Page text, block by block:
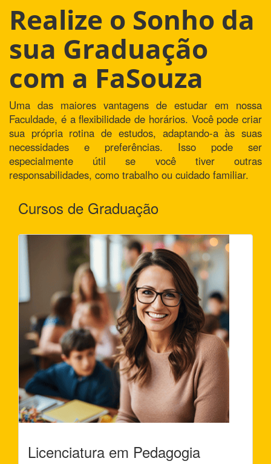
Realize o Sonho da
sua Graduação
com a FaSouza
Uma das maiores vantagens de estudar em nossa
Faculdade, é a flexibilidade de horários. Você pode criar
sua própria rotina de estudos, adaptando-a às suas
necessidades e preferências. Isso pode ser
especialmente útil se você tiver outras
responsabilidades, como trabalho ou cuidado familiar.
Cursos de Graduação
Licenciatura em Pedagogia